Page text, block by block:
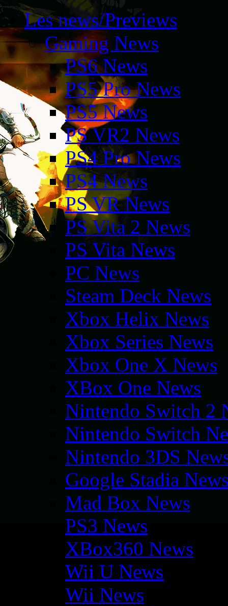
Les news/Previews
Gaming News
PS6 News
PS5 Pro News
PS5 News
PS VR2 News
PS4 Pro News
PS4 News
PS VR News
PS Vita 2 News
PS Vita News
PC News
Steam Deck News
Xbox Helix News
Xbox Series News
Xbox One X News
XBox One News
Nintendo Switch 2
Nintendo Switch
Nintendo 3DS
Google Stadia
Mad Box News
PS3 News
XBox360 News
Wii U News
Wii News